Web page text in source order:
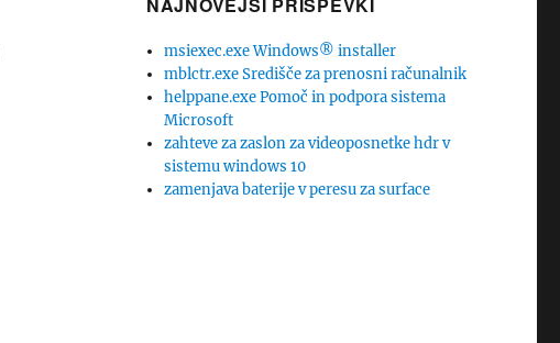
msiexec.exe Windows® installer
mblctr.exe Središče za prenosni računalnik
helppane.exe Pomoč in podpora sistema
Microsoft
zahteve za zaslon za videoposnetke hdr v
sistemu windows 10
zamenjava baterije v peresu za surface